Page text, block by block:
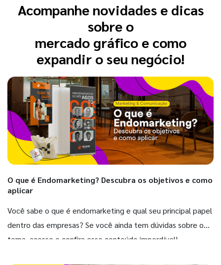
Acompanhe novidades e dicas
sobre o
mercado gráfico e como
expandir o seu negócio!
O que é Endomarketing? Descubra os objetivos e como
aplicar
Você sabe o que é endomarketing e qual seu principal papel
dentro das empresas? Se você ainda tem dúvidas sobre o
tema, acesse e confira esse conteúdo imperdível!